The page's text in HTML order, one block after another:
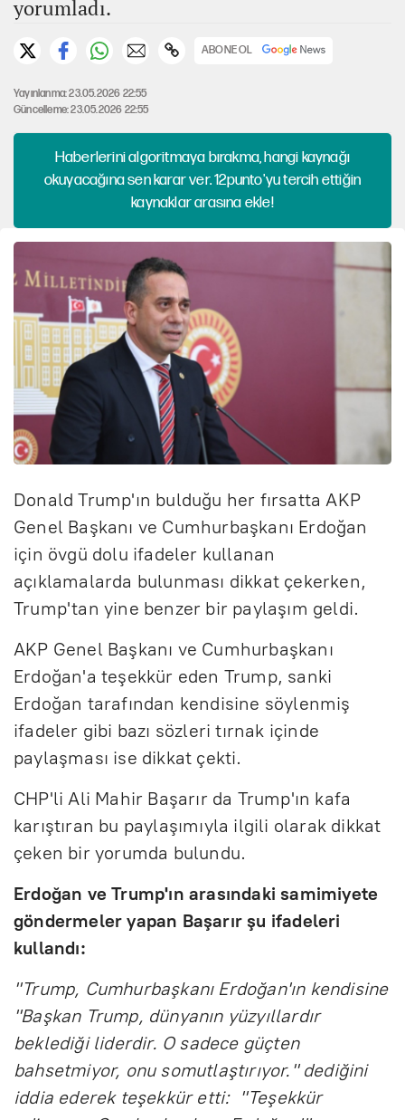
yorumladı.
ABONE OL
Yayınlanma: 23.05.2026 22:55
Güncelleme: 23.05.2026 22:55
Haberlerini algoritmaya bırakma, hangi kaynağı
okuyacağına sen karar ver. 12punto'yu tercih ettiğin
kaynaklar arasına ekle!
Donald Trump'ın bulduğu her fırsatta AKP
Genel Başkanı ve Cumhurbaşkanı Erdoğan
için övgü dolu ifadeler kullanan
açıklamalarda bulunması dikkat çekerken,
Trump'tan yine benzer bir paylaşım geldi.
AKP Genel Başkanı ve Cumhurbaşkanı
Erdoğan'a teşekkür eden Trump, sanki
Erdoğan tarafından kendisine söylenmiş
ifadeler gibi bazı sözleri tırnak içinde
paylaşması ise dikkat çekti.
CHP'li Ali Mahir Başarır da Trump'ın kafa
karıştıran bu paylaşımıyla ilgili olarak dikkat
çeken bir yorumda bulundu.
Erdoğan ve Trump'ın arasındaki samimiyete
göndermeler yapan Başarır şu ifadeleri
kullandı:
"Trump, Cumhurbaşkanı Erdoğan'ın kendisine
"Başkan Trump, dünyanın yüzyıllardır
beklediği liderdir. O sadece güçten
bahsetmiyor, onu somutlaştırıyor." dediğini
iddia ederek teşekkür etti: "Teşekkür